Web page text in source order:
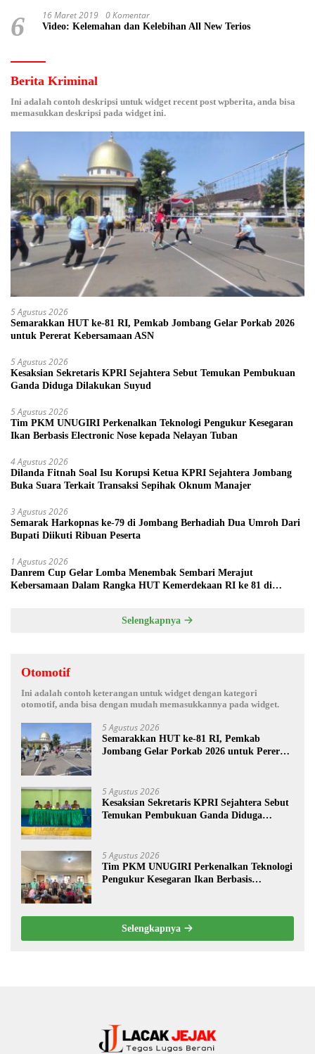
6 16 Maret 2019 0 Komentar
Video: Kelemahan dan Kelebihan All New Terios
Berita Kriminal
Ini adalah contoh deskripsi untuk widget recent post wpberita, anda bisa
memasukkan deskripsi pada widget ini.
5 Agustus 2026
Semarakkan HUT ke-81 RI, Pemkab Jombang Gelar Porkab 2026
untuk Pererat Kebersamaan ASN
5 Agustus 2026
Kesaksian Sekretaris KPRI Sejahtera Sebut Temukan Pembukuan
Ganda Diduga Dilakukan Suyud
5 Agustus 2026
Tim PKM UNUGIRI Perkenalkan Teknologi Pengukur Kesegaran
Ikan Berbasis Electronic Nose kepada Nelayan Tuban
4 Agustus 2026
Dilanda Fitnah Soal Isu Korupsi Ketua KPRI Sejahtera Jombang
Buka Suara Terkait Transaksi Sepihak Oknum Manajer
3 Agustus 2026
Semarak Harkopnas ke-79 di Jombang Berhadiah Dua Umroh Dari
Bupati Diikuti Ribuan Peserta
1 Agustus 2026
Danrem Cup Gelar Lomba Menembak Sembari Merajut
Kebersamaan Dalam Rangka HUT Kemerdekaan RI ke 81 di
Selengkapnya
Otomotif
Ini adalah contoh keterangan untuk widget dengan kategori
otomotif, anda bisa dengan mudah memasukkannya pada widget.
5 Agustus 2026
Semarakkan HUT ke-81 RI, Pemkab
Jombang Gelar Porkab 2026 untuk Pererat
5 Agustus 2026
Kesaksian Sekretaris KPRI Sejahtera Sebut
Temukan Pembukuan Ganda Diduga
5 Agustus 2026
Tim PKM UNUGIRI Perkenalkan Teknologi
Pengukur Kesegaran Ikan Berbasis
Selengkapnya